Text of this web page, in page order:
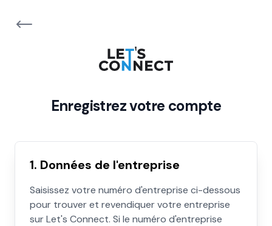
Enregistrez votre compte
1. Données de l'entreprise
Saisissez votre numéro d'entreprise ci-dessous
pour trouver et revendiquer votre entreprise
sur Let's Connect. Si le numéro d'entreprise